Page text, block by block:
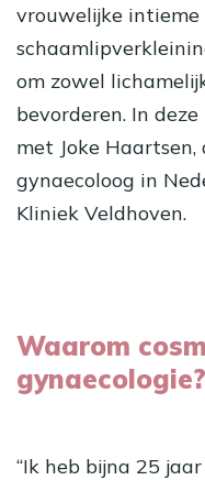
vrouwelijke intieme
om zowel
bevorderen. In
met Joke Haartsen,
gynaecoloog in
Kliniek Veldhoven.
Waarom
gynaecologie?
“Ik heb bijna 25